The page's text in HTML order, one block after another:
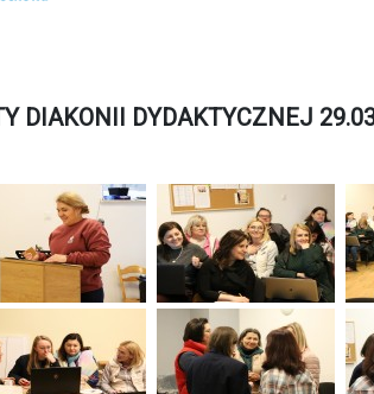
DIAKONII DYDAKTYCZNEJ